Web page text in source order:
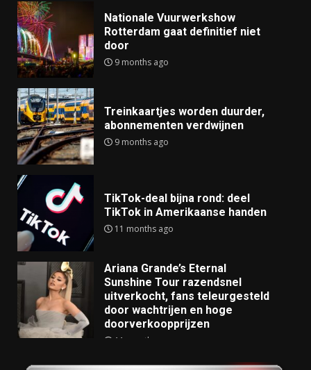
Nationale Vuurwerkshow
Rotterdam gaat definitief niet
door
9 months ago
Treinkaartjes worden duurder,
abonnementen verdwijnen
9 months ago
TikTok-deal bijna rond: deel
TikTok in Amerikaanse handen
11 months ago
Ariana Grande’s Eternal
Sunshine Tour razendsnel
uitverkocht, fans teleurgesteld
door wachtrijen en hoge
doorverkoopprijzen
11 months ago